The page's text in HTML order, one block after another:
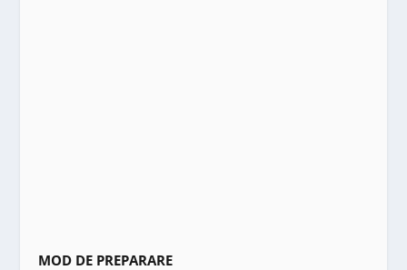
MOD DE PREPARARE